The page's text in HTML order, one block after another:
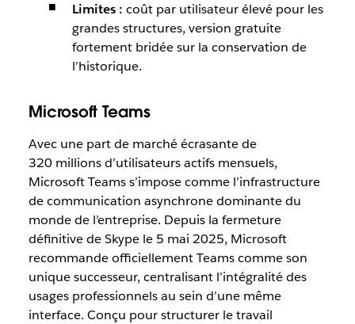
Limites : coût par utilisateur élevé pour les
grandes structures, version gratuite
fortement bridée sur la conservation de
l’historique.
Microsoft Teams
Avec une part de marché écrasante de
320 millions d’utilisateurs actifs mensuels,
Microsoft Teams s’impose comme l’infrastructure
de communication asynchrone dominante du
monde de l’entreprise. Depuis la fermeture
définitive de Skype le 5 mai 2025, Microsoft
recommande officiellement Teams comme son
unique successeur, centralisant l’intégralité des
usages professionnels au sein d’une même
interface. Conçu pour structurer le travail